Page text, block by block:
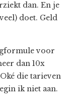
dan. En je
doet. Geld
voor
dan 10x
die tarieven
ik niet aan.